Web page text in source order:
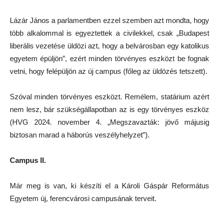
Lázár János a parlamentben ezzel szemben azt mondta, hogy
több alkalommal is egyeztettek a civilekkel, csak „Budapest
liberális vezetése üldözi azt, hogy a belvárosban egy katolikus
egyetem épüljön”, ezért minden törvényes eszközt be fognak
vetni, hogy felépüljön az új campus (főleg az üldözés tetszett).
Szóval minden törvényes eszközt. Remélem, statárium azért
nem lesz, bár szükségállapotban az is egy törvényes eszköz
(HVG 2024. november 4. „Megszavazták: jövő májusig
biztosan marad a háborús veszélyhelyzet”).
Campus II.
Már meg is van, ki készíti el a Károli Gáspár Református
Egyetem új, ferencvárosi campusának terveit.